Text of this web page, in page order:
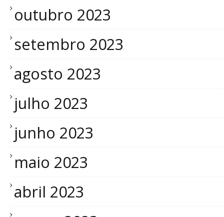
outubro 2023
setembro 2023
agosto 2023
julho 2023
junho 2023
maio 2023
abril 2023